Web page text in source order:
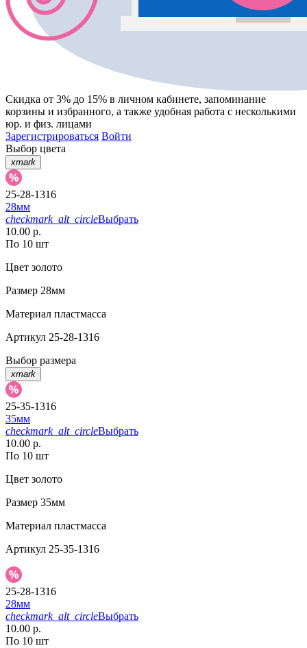
Скидка от 3% до 15% в личном кабинете, запоминание
корзины и избранного, а также удобная работа с несколькими
юр. и физ. лицами
Зарегистрироваться Войти
Выбор цвета
xmark
25-28-1316
28мм
checkmark_alt_circleВыбрать
10.00 р.
По 10 шт
Цвет золото
Размер 28мм
Материал пластмасса
Артикул 25-28-1316
Выбор размера
xmark
25-35-1316
35мм
checkmark_alt_circleВыбрать
10.00 р.
По 10 шт
Цвет золото
Размер 35мм
Материал пластмасса
Артикул 25-35-1316
25-28-1316
28мм
checkmark_alt_circleВыбрать
10.00 р.
По 10 шт